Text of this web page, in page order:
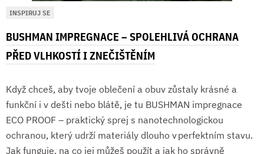
INSPIRUJ SE
BUSHMAN IMPREGNACE – SPOLEHLIVÁ OCHRANA
PŘED VLHKOSTÍ I ZNEČIŠTĚNÍM
Když chceš, aby tvoje oblečení a obuv zůstaly krásné a
funkční i v dešti nebo blátě, je tu BUSHMAN impregnace
ECO PROOF – praktický sprej s nanotechnologickou
ochranou, který udrží materiály dlouho v perfektním stavu.
Jak funguje, na co jej můžeš použít a jak ho správně